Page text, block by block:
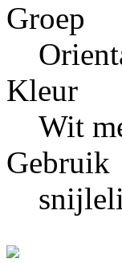
Groep
Kleur
Wit
Gebruik